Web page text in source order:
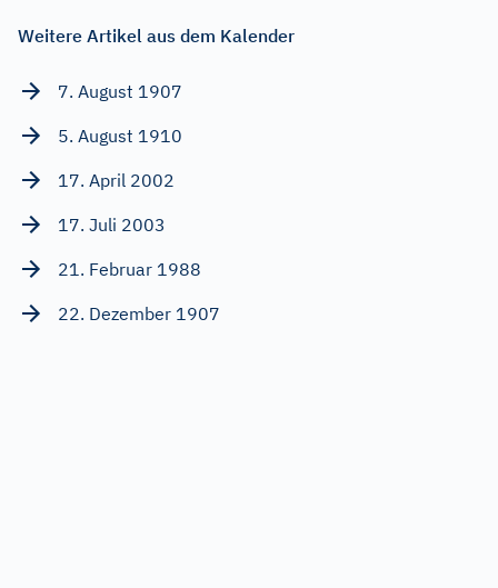
Weitere Artikel aus dem Kalender
7. August 1907
5. August 1910
17. April 2002
17. Juli 2003
21. Februar 1988
22. Dezember 1907